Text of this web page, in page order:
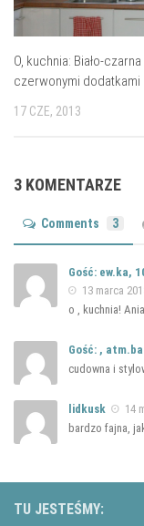
O, kuchnia: Biało-
czerwonymi dodatkami
17 CZE, 2013
3 KOMENTARZE
Comments 3
Gość: ew.ka,
13 marca
o , kuchnia!
Gość: ,
cudowna i
lidkusk
14
bardzo fajna,
TU JESTEŚMY: